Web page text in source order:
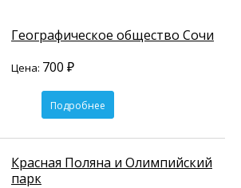
Географическое общество Сочи
Цена: 700 ₽
Подробнее
Красная Поляна и Олимпийский
парк